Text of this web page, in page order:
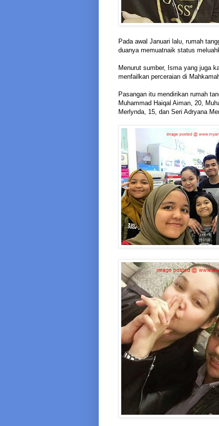
Pada awal Januari lalu, rumah
duanya memuatnaik status
Menurut sumber, Isma yang juga
menfailkan perceraian di
Pasangan itu mendirikan rumah
Muhammad Haiqal Aiman, 20,
Merlynda, 15, dan Seri Adryana